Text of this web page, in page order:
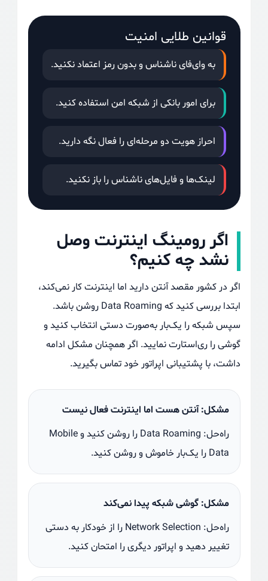
قوانین طلایی امنیت
به وای‌فای ناشناس و بدون رمز اعتماد نکنید.
برای امور بانکی از شبکه امن استفاده کنید.
احراز هویت دو مرحله‌ای را فعال نگه دارید.
لینک‌ها و فایل‌های ناشناس را باز نکنید.
اگر رومینگ اینترنت وصل
نشد چه کنیم؟
اگر در کشور مقصد آنتن دارید اما اینترنت کار نمی‌کند،
ابتدا بررسی کنید که Data Roaming روشن باشد.
سپس شبکه را یک‌بار به‌صورت دستی انتخاب کنید و
گوشی را ری‌استارت نمایید. اگر همچنان مشکل ادامه
داشت، با پشتیبانی اپراتور خود تماس بگیرید.
مشکل: آنتن هست اما اینترنت فعال نیست
راه‌حل: Data Roaming را روشن کنید و Mobile
Data را یک‌بار خاموش و روشن کنید.
مشکل: گوشی شبکه پیدا نمی‌کند
راه‌حل: Network Selection را از خودکار به دستی
تغییر دهید و اپراتور دیگری را امتحان کنید.